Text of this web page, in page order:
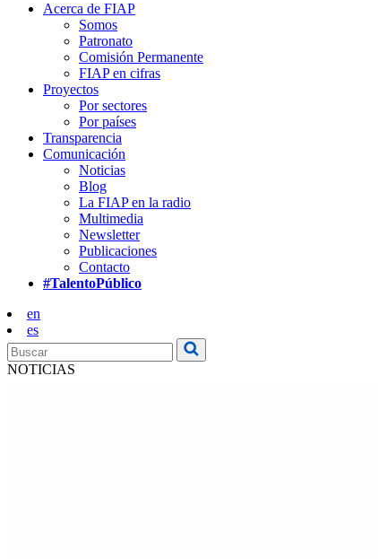
Acerca de FIAP
Somos
Patronato
Comisión Permanente
FIAP en cifras
Proyectos
Por sectores
Por países
Transparencia
Comunicación
Noticias
Blog
La FIAP en la radio
Multimedia
Newsletter
Publicaciones
Contacto
#TalentoPúblico
en
es
NOTICIAS